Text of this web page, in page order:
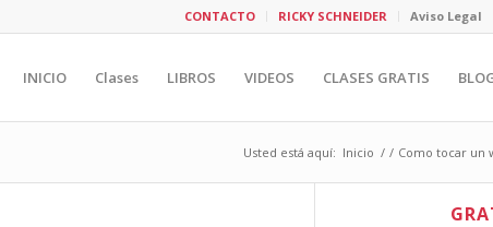
CONTACTO RICKY SCHNEIDER Aviso Legal
INICIO Clases LIBROS VIDEOS CLASES GRATIS
Usted está aquí: Inicio / / Como tocar un